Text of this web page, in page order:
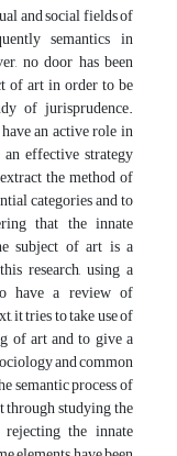
and social fields of
semantics in
no door has been
of art in order to be
of jurisprudence.
an active role in
effective strategy
the method of
categories and to
that the innate
subject of art is a
research, using a
have a review of
it tries to take use of
of art and to give a
and common
semantic process of
through studying the
the innate